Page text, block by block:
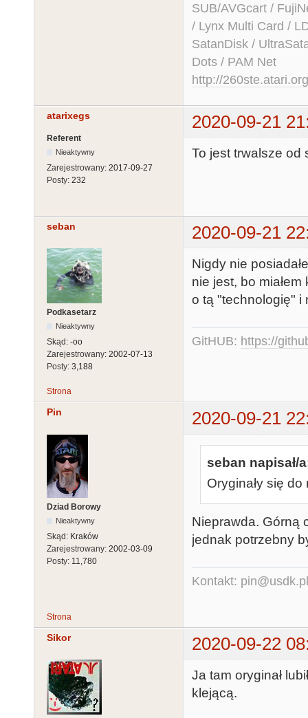
SUB/AVGcart /
/ Lynx Multi Card /
SatanDisk /
Dots / PAM Net
http://260ste.atari.org
atarixegs 2020-09-21
Referent
Nieaktywny
Zarejestrowany: 2017-09-27
Posty: 232
To jest trwalsze od
seban 2020-09-21
Podkasetarz
Nieaktywny
Skąd: -oo
Zarejestrowany: 2002-07-13
Posty: 3,188
Nigdy nie
nie jest, bo
o tą "technologię" i
GitHUB: https://
Strona
Pin 2020-09-21
Dziad Borowy
Nieaktywny
Skąd: Kraków
Zarejestrowany: 2002-03-09
Posty: 11,780
seban napisał/
Oryginały się
Nieprawda. Górną
jednak potrzebny
Kontakt: pin@usdk.pl
Strona
Sikor 2020-09-22
Ja tam oryginał
klejącą.